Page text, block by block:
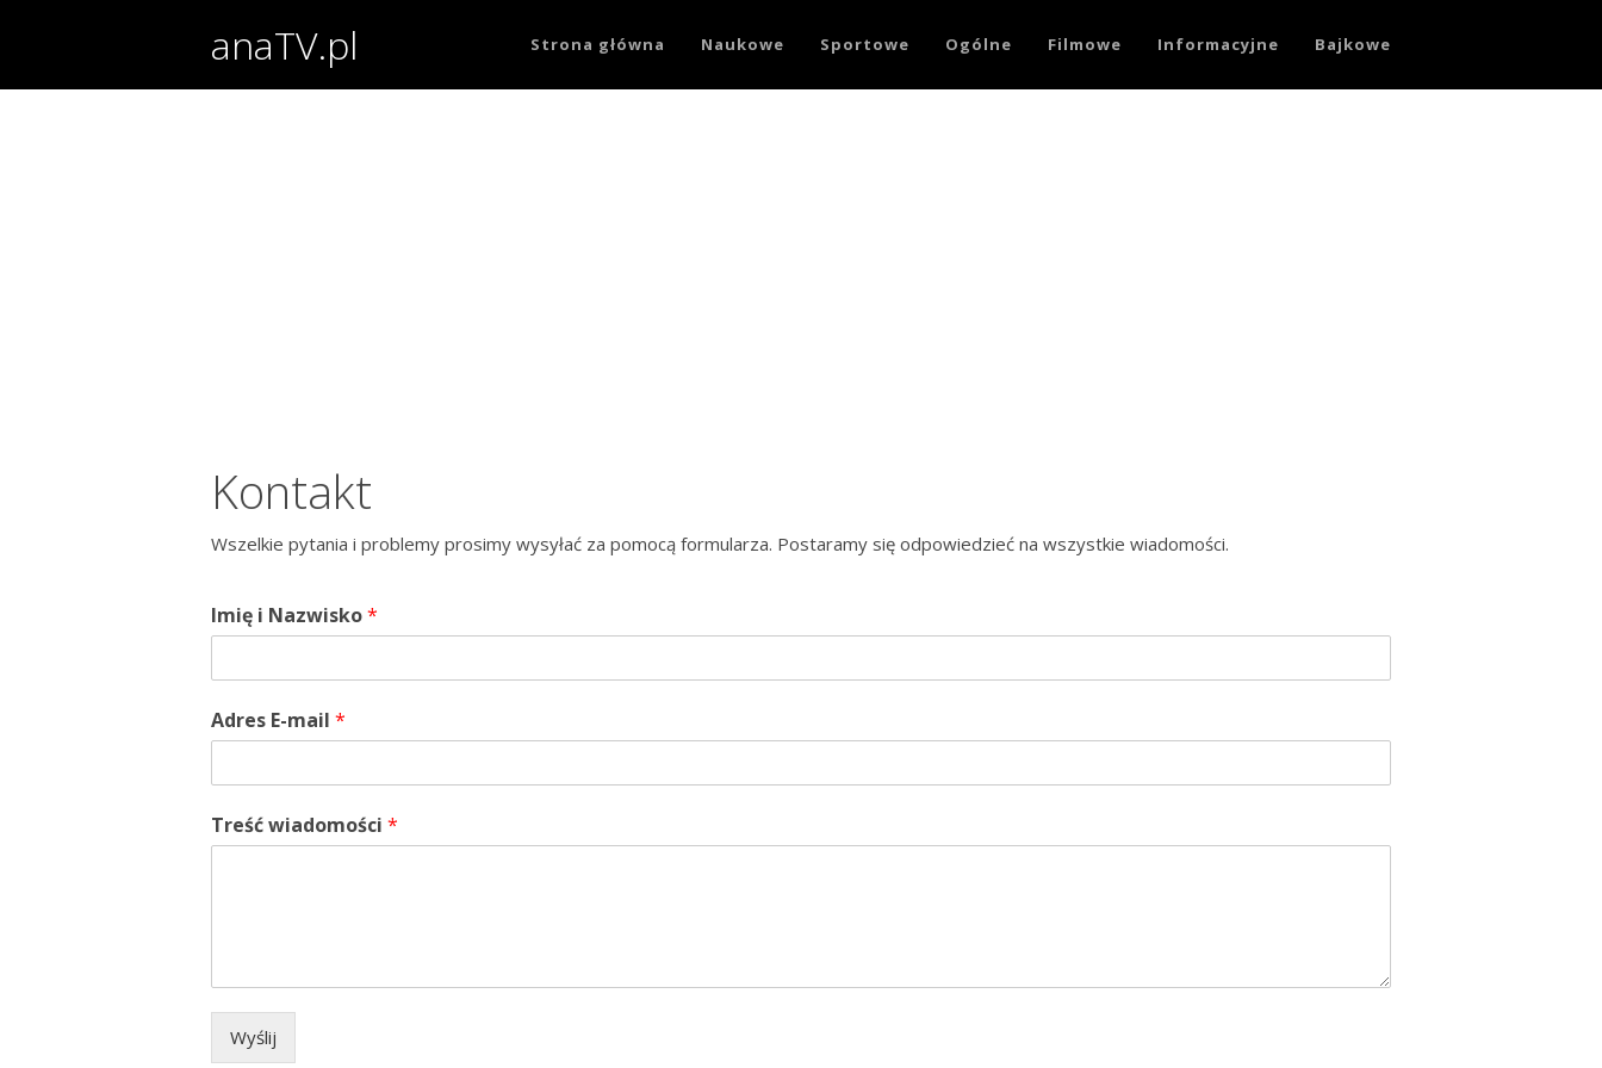
anaTV.pl Strona główna Naukowe Sportowe Ogólne Filmowe Informacyjne Bajkowe
Kontakt
Wszelkie pytania i problemy prosimy wysyłać za pomocą formularza. Postaramy się odpowiedzieć na wszystkie wiadomości.
Imię i Nazwisko*
Adres E-mail *
Treść wiadomości *
Wyślij